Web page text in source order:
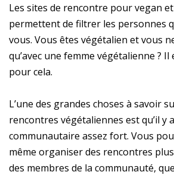
Les sites de rencontre pour vegan
permettent de filtrer les personnes
vous. Vous êtes végétalien et vous
qu’avec une femme végétalienne ?
pour cela.
L’une des grandes choses à savoir
rencontres végétaliennes est qu’il y
communautaire assez fort. Vous
même organiser des rencontres
des membres de la communauté,